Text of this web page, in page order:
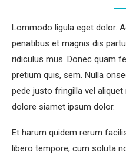
Lommodo ligula eget dolor.
penatibus et magnis dis
ridiculus mus. Donec quam
pretium quis, sem. Nulla
pede justo fringilla vel
dolore siamet ipsum dolor.
Et harum quidem rerum
libero tempore, cum soluta